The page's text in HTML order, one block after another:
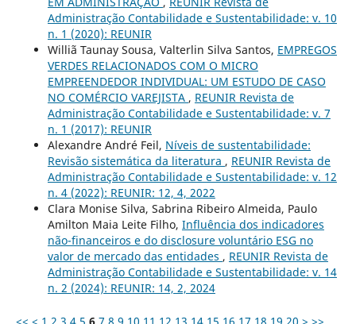
Administração Contabilidade e Sustentabilidade: v. 10
n. 1 (2020): REUNIR
Williã Taunay Sousa, Valterlin Silva Santos, EMPREGOS
VERDES RELACIONADOS COM O MICRO
EMPREENDEDOR INDIVIDUAL: UM ESTUDO DE CASO
NO COMÉRCIO VAREJISTA , REUNIR Revista de
Administração Contabilidade e Sustentabilidade: v. 7
n. 1 (2017): REUNIR
Alexandre André Feil, Níveis de sustentabilidade:
Revisão sistemática da literatura , REUNIR Revista de
Administração Contabilidade e Sustentabilidade: v. 12
n. 4 (2022): REUNIR: 12, 4, 2022
Clara Monise Silva, Sabrina Ribeiro Almeida, Paulo
Amilton Maia Leite Filho, Influência dos indicadores
não-financeiros e do disclosure voluntário ESG no
valor de mercado das entidades , REUNIR Revista de
Administração Contabilidade e Sustentabilidade: v. 14
n. 2 (2024): REUNIR: 14, 2, 2024